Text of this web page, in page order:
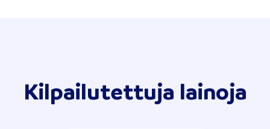
Kilpailutettuja lainoja